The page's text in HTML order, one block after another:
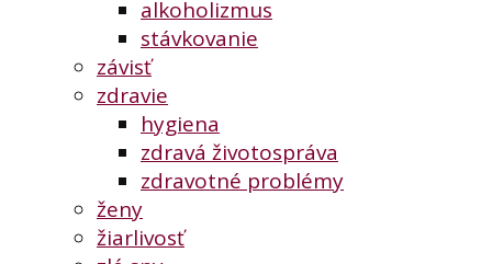
alkoholizmus
stávkovanie
závisť
zdravie
hygiena
zdravá životospráva
zdravotné problémy
ženy
žiarlivosť